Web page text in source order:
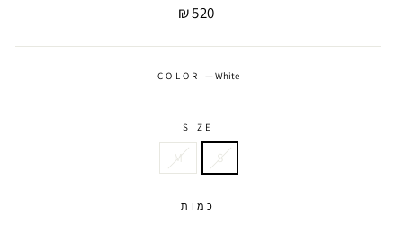
מחיר
520 ₪
COLOR —White
SIZE
S
M
כמות